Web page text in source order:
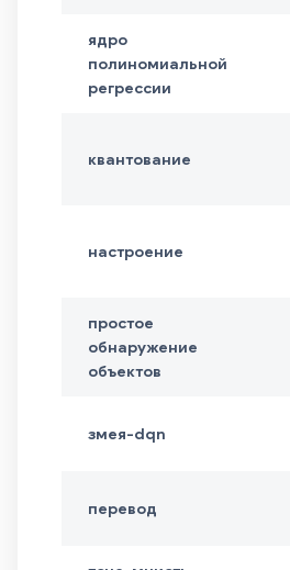
ядро
полиномиальной
регрессии
квантование
настроение
простое
обнаружение
объектов
змея-dqn
перевод